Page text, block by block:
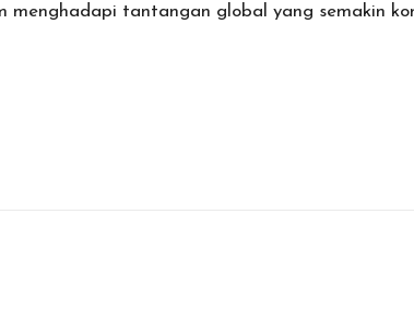
tantangan global yang semakin